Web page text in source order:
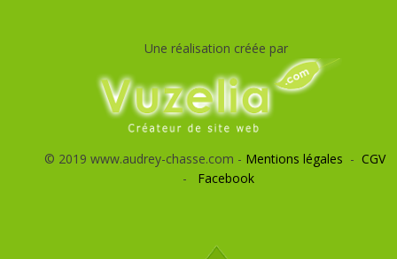
Une réalisation créée par
© 2019 www.audrey-chasse.com - Mentions légales - CGV
- Facebook